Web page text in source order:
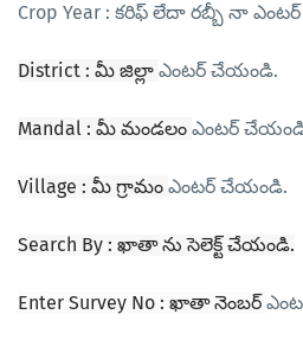
Crop Year : కరిఫ్ లేదా రబ్బీ నా
District : మీ జిల్లా ఎంటర్ చేయండి.
Mandal : మీ మండలం ఎంటర్
Village : మీ గ్రామం ఎంటర్ చేయండి.
Search By : ఖాతా ను సెలెక్ట్ చేయండి.
Enter Survey No : ఖాతా నెంబర్